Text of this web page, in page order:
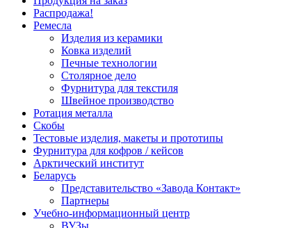
Распродажа!
Ремесла
Изделия из керамики
Ковка изделий
Печные технологии
Столярное дело
Фурнитура для текстиля
Швейное производство
Ротация металла
Скобы
Тестовые изделия, макеты и прототипы
Фурнитура для кофров / кейсов
Арктический институт
Беларусь
Представительство «Завода Контакт»
Партнеры
Учебно-информационный центр
ВУЗы